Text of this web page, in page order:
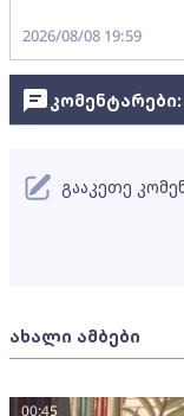
2026/08/08 19:59
ახალი ამბები
00:45
კომენტარები:
გააკეთე